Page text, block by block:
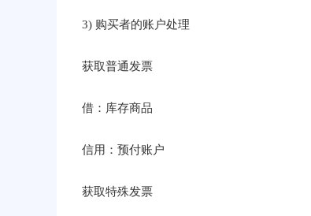
3) 购买者的账户处理
获取普通发票
借：库存商品
信用：预付账户
获取特殊发票